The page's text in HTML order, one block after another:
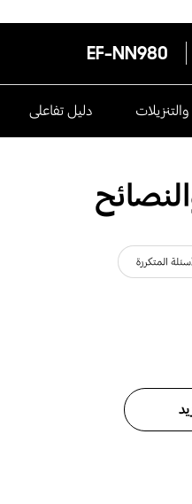
EF-NN980
دليل تفاعلى
المتكررة